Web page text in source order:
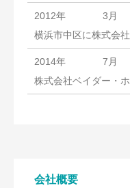
2012年
3月
横浜市中区に株式会
2014年
7月
株式会社ベイダー・
会社概要